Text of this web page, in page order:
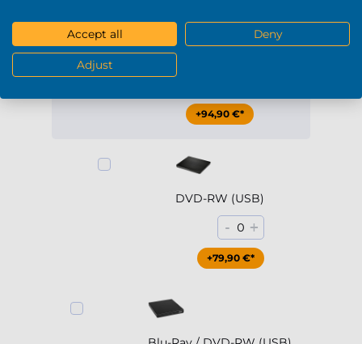
+94,90 €*
DVD-RW (USB)
- 0 +
+79,90 €*
Accept all Deny
Adjust